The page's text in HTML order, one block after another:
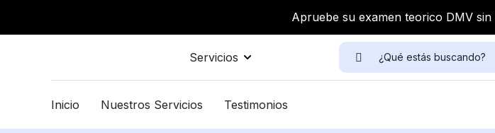
Apruebe su examen teorico DMV sin
Servicios
Inicio Nuestros Servicios Testimonios